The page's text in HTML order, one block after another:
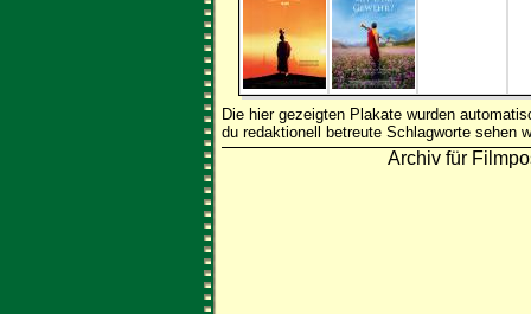
Die hier gezeigten Plakate wurden
du redaktionell betreute Schlagworte sehen
Archiv für